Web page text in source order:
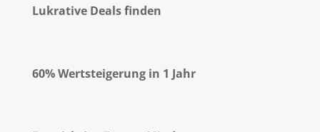
Lukrative Deals finden
60% Wertsteigerung in 1 Jahr